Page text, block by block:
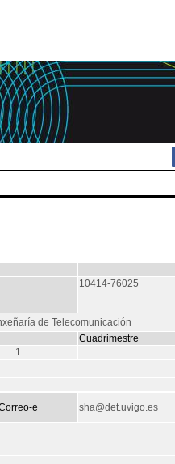
10414-76025
de Telecomunicación
Cuadrimestre
1
e
sha@det.uvigo.es